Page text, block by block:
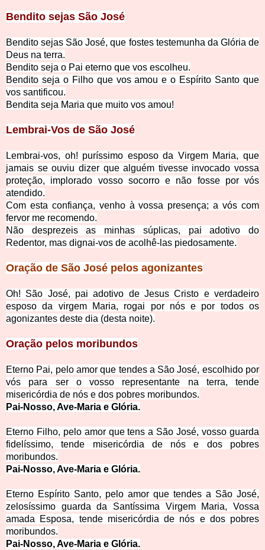
Bendito sejas São José
Bendito sejas São José, que fostes testemunha da Glória de
Deus na terra.
Bendito seja o Pai eterno que vos escolheu.
Bendito seja o Filho que vos amou e o Espírito Santo que
vos santificou.
Bendita seja Maria que muito vos amou!
Lembrai-Vos de São José
Lembrai-vos, oh! puríssimo esposo da Virgem Maria, que
jamais se ouviu dizer que alguém tivesse invocado vossa
proteção, implorado vosso socorro e não fosse por vós
atendido.
Com esta confiança, venho à vossa presença; a vós com
fervor me recomendo.
Não desprezeis as minhas súplicas, pai adotivo do
Redentor, mas dignai-vos de acolhê-las piedosamente.
Oração de São José pelos agonizantes
Oh! São José, pai adotivo de Jesus Cristo e verdadeiro
esposo da virgem Maria, rogai por nós e por todos os
agonizantes deste dia (desta noite).
Oração pelos moribundos
Eterno Pai, pelo amor que tendes a São José, escolhido por
vós para ser o vosso representante na terra, tende
misericórdia de nós e dos pobres moribundos.
Pai-Nosso, Ave-Maria e Glória.
Eterno Filho, pelo amor que tens a São José, vosso guarda
fidelíssimo, tende misericórdia de nós e dos pobres
moribundos.
Pai-Nosso, Ave-Maria e Glória.
Eterno Espírito Santo, pelo amor que tendes a São José,
zelosíssimo guarda da Santíssima Virgem Maria, Vossa
amada Esposa, tende misericórdia de nós e dos pobres
moribundos.
Pai-Nosso, Ave-Maria e Glória.